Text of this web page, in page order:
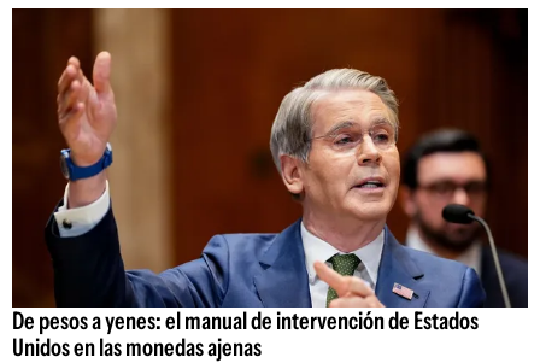
De pesos a yenes: el manual de intervención de Estados
Unidos en las monedas ajenas